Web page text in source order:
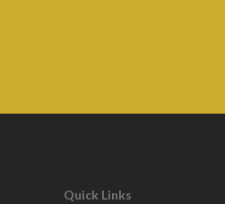
Quick Links